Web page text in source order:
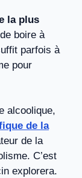
la plus
boire à
parfois à
pour
alcoolique,
de la
de la
C’est
explorera.